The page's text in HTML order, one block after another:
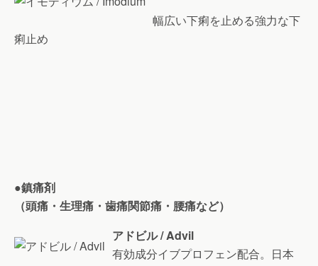
幅広い下痢を止める強力な下
痢止め
●鎮痛剤
（頭痛・生理痛・歯痛関節痛・腰痛など）
アドビル / Advil
有効成分イブプロフェン配合。日本